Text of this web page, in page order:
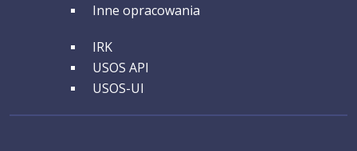
Inne opracowania
GRUPA 4
IRK
USOS API
USOS-UI